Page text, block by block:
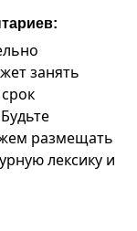
занять
размещать
лексику и